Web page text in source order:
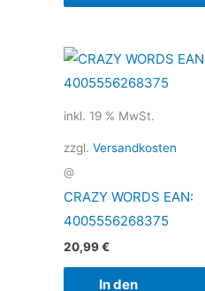
inkl. 19 % MwSt.
zzgl. Versandkosten
@
CRAZY WORDS EAN:
4005556268375
20,99€
In den